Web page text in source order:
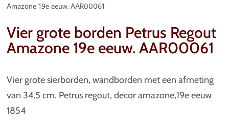
Amazone 19e eeuw. AAR00061
Vier grote borden Petrus Regout
Amazone 19e eeuw. AAR00061
Vier grote sierborden, wandborden met een afmeting
van 34,5 cm. Petrus regout, decor amazone,19e eeuw
1854